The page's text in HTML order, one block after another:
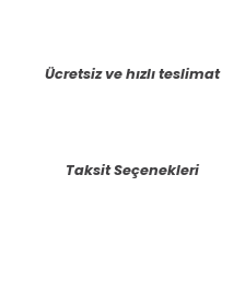
Ücretsiz ve hızlı teslimat
Taksit Seçenekleri